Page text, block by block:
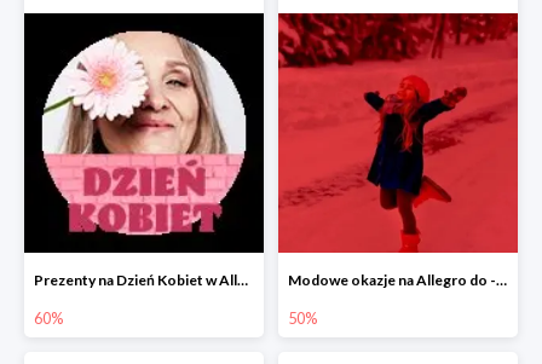
Prezenty na Dzień Kobiet w Allegro do -60%
60%
Modowe okazje na Allegro do -50%
50%